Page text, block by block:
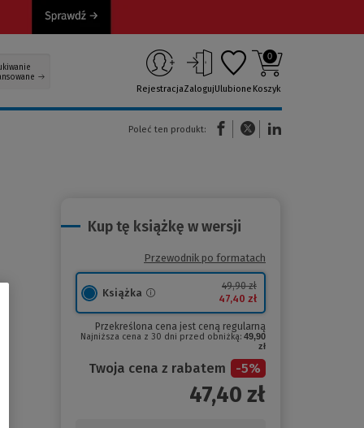
RejestracjaZalogujUlubione
0
Koszyk
Poleć ten produkt:
(Nowe okno)(Link do innej strony)
Kup tę książkę w wersji
Przewodnik po formatach
Książka
49,90 zł
47,40 zł
Przekreślona cena jest ceną regularną
Najniższa cena z 30 dni przed obniżką: 49,90
zł
Twoja cena z rabatem -5%
47,40 zł